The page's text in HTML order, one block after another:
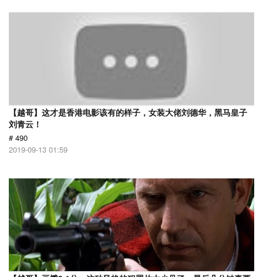
【越哥】这才是香港电影该有的样子，女装大佬刘德华，黑马皇子
刘青云！
# 490
2019-09-13 01:59